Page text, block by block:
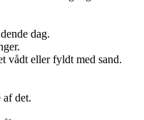
dag.
vådt eller fyldt med sand.
det.